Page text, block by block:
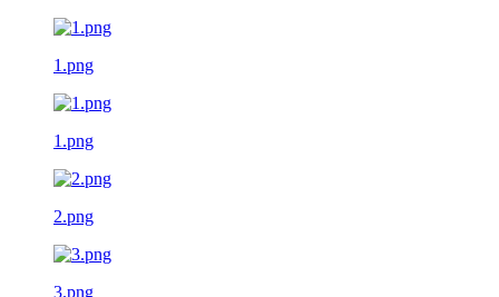
1.png
1.png
2.png
3.png